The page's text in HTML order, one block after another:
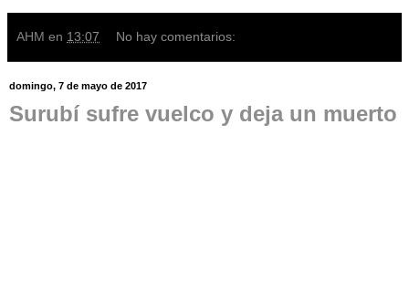
AHM en 13:07 No hay comentarios:
domingo, 7 de mayo de 2017
Surubí sufre vuelco y deja un muerto